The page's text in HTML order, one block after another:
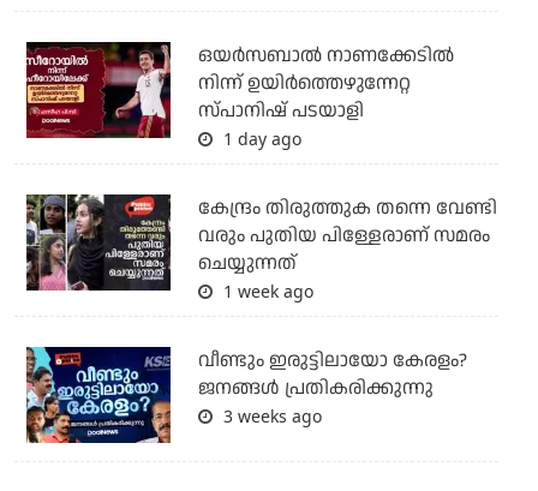
ഒയര്‍സബാൽ നാണക്കേടിൽ
നിന്ന് ഉയിർത്തെഴുന്നേറ്റ
സ്പാനിഷ് പടയാളി
1 day ago
കേന്ദ്രം തിരുത്തുക തന്നെ വേണ്ടി
വരും പുതിയ പിള്ളേരാണ് സമരം
ചെയ്യുന്നത്
1 week ago
വീണ്ടും ഇരുട്ടിലായോ കേരളം?
ജനങ്ങൾ പ്രതികരിക്കുന്നു
3 weeks ago